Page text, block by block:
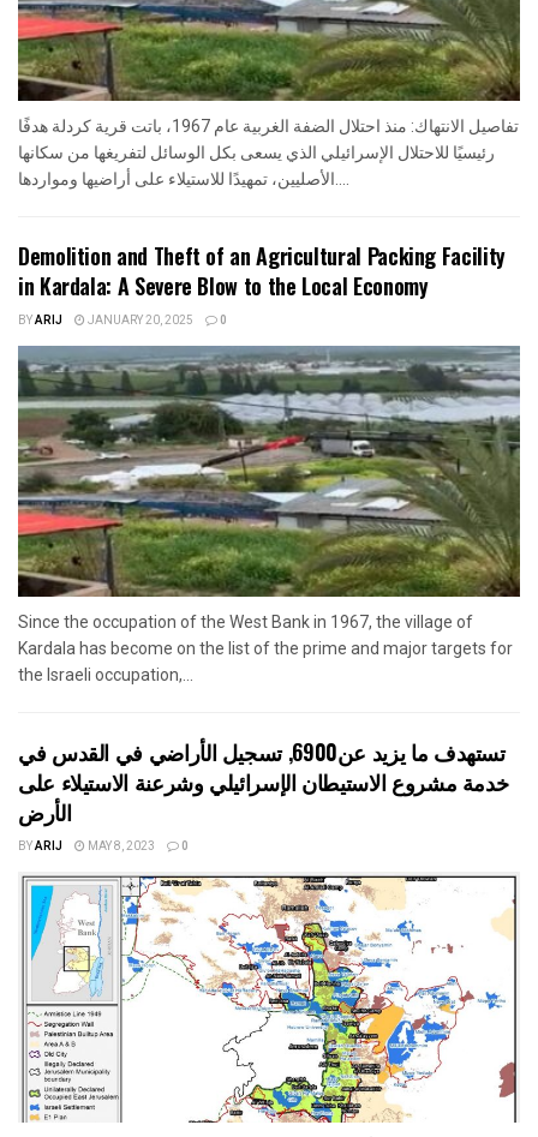
تفاصيل الانتهاك: منذ احتلال الضفة الغربية عام 1967، باتت قرية كردلة هدفًا
رئيسيًا للاحتلال الإسرائيلي الذي يسعى بكل الوسائل لتفريغها من سكانها
Demolition and Theft of an Agricultural Packing Facility
in Kardala: A Severe Blow to the Local Economy
BYARIJ JANUARY 20, 2025 0
Since the occupation of the West Bank in 1967, the village of
Kardala has become on the list of the prime and major targets for
the Israeli occupation,...
تستهدف ما يزيد عن6900, تسجيل الأراضي في القدس في
خدمة مشروع الاستيطان الإسرائيلي وشرعنة الاستيلاء على
الأرض
BYARIJ MAY 8, 2023 0